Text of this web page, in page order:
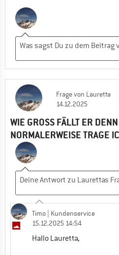
Fragevon Lauretta
14.12.2025
WIE GROSS FÄLLT ER DENN
ORMALERWEISE TRAGE
Timo | Kundenservice
15.12.2025 14:54
Hallo Lauretta,